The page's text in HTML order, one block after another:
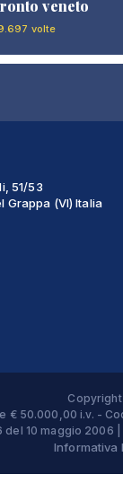
veneto
volte
51/53
Grappa (VI) Italia
€ 50.000,00 i.v. -
del 10 maggio
Informativa